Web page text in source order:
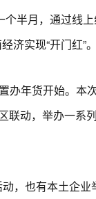
半月，通过线
实现“开门红”。
年货开始。本
动，举办一系
也有本土企业